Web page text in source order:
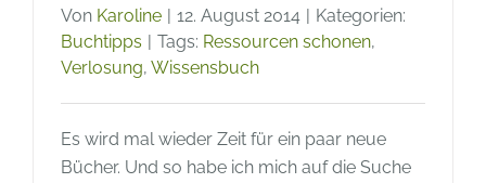
Von Karoline | 12. August 2014 | Kategorien:
Buchtipps | Tags: Ressourcen schonen,
Verlosung, Wissensbuch
Es wird mal wieder Zeit für ein paar neue
Bücher. Und so habe ich mich auf die Suche